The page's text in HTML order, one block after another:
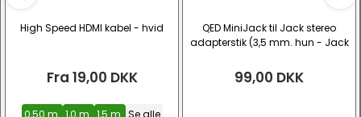
High Speed HDMI kabel - hvid
Fra 19,00 DKK
0,50 m. 1,0 m. 1,5 m. Se alle
QED MiniJack til Jack stereo
adapterstik (3,5 mm. hun - Jack
99,00 DKK